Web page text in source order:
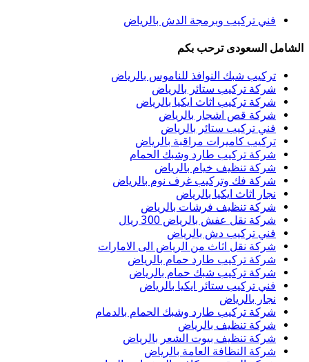
فني تركيب وبرمجة الدش بالرياض
الشامل السعودى ترحب بكم
تركيب شبك النوافذ للناموس بالرياض
شركة تركيب ستائر بالرياض
شركة تركيب اثاث ايكيا بالرياض
شركة قص اشجار بالرياض
فني تركيب ستائر بالرياض
تركيب كاميرات مراقبة بالرياض
شركة تركيب طارد وشبك الحمام
شركة تنظيف خيام بالرياض
شركة فك وتركيب غرف نوم بالرياض
نجار اثاث ايكيا بالرياض
شركة تنظيف فرشات بالرياض
شركة نقل عفش بالرياض 300 ريال
فني تركيب دش بالرياض
شركة نقل اثاث من الرياض الى الامارات
شركة تركيب طارد حمام بالرياض
شركة تركيب شبك حمام بالرياض
فني تركيب ستائر ايكيا بالرياض
نجار بالرياض
شركة تركيب طارد وشبك الحمام بالدمام
شركة تنظيف بالرياض
شركة تنظيف بيوت الشعر بالرياض
شركة النظافة العامة بالرياض